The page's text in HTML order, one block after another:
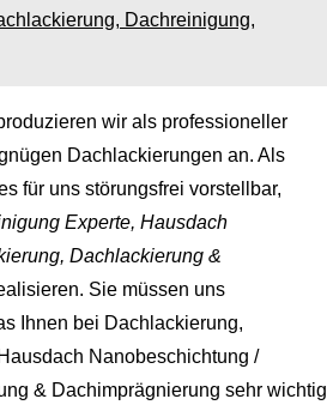
Dachreinigung,
wir als professioneller
Dachlackierungen an. Als
für uns störungsfrei vorstellbar,
Experte, Hausdach
Dachlackierung &
Sie müssen uns
Ihnen bei Dachlackierung,
Nanobeschichtung /
& Dachimprägnierung sehr wichtig